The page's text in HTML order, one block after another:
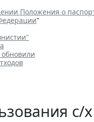
Положения о
"
с/